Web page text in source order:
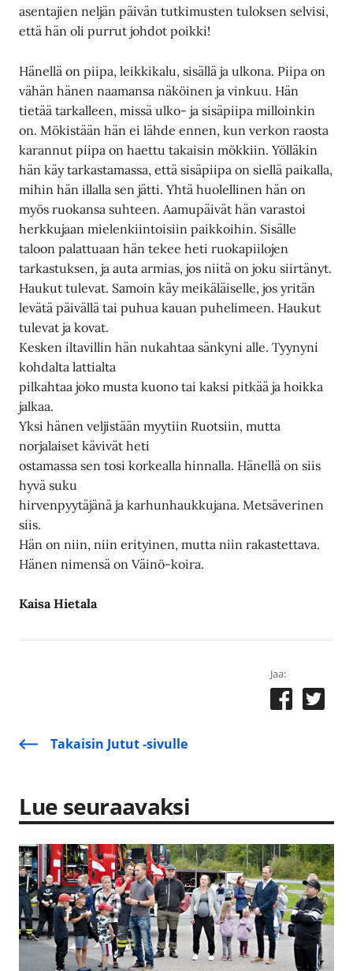
asentajien neljän päivän tutkimusten tuloksen selvisi,
että hän oli purrut johdot poikki!
Hänellä on piipa, leikkikalu, sisällä ja ulkona. Piipa on
vähän hänen naamansa näköinen ja vinkuu. Hän
tietää tarkalleen, missä ulko- ja sisäpiipa milloinkin
on. Mökistään hän ei lähde ennen, kun verkon raosta
karannut piipa on haettu takaisin mökkiin. Yölläkin
hän käy tarkastamassa, että sisäpiipa on siellä paikalla,
mihin hän illalla sen jätti. Yhtä huolellinen hän on
myös ruokansa suhteen. Aamupäivät hän varastoi
herkkujaan mielenkiintoisiin paikkoihin. Sisälle
taloon palattuaan hän tekee heti ruokapiilojen
tarkastuksen, ja auta armias, jos niitä on joku siirtänyt.
Haukut tulevat. Samoin käy meikäläiselle, jos yritän
levätä päivällä tai puhua kauan puhelimeen. Haukut
tulevat ja kovat.
Kesken iltavillin hän nukahtaa sänkyni alle. Tyynyni
kohdalta lattialta
pilkahtaa joko musta kuono tai kaksi pitkää ja hoikka
jalkaa.
Yksi hänen veljistään myytiin Ruotsiin, mutta
norjalaiset kävivät heti
ostamassa sen tosi korkealla hinnalla. Hänellä on siis
hyvä suku
hirvenpyytäjänä ja karhunhaukkujana. Metsäverinen
siis.
Hän on niin, niin erityinen, mutta niin rakastettava.
Hänen nimensä on Väinö-koira.
Kaisa Hietala
Jaa:
Takaisin Jutut -sivulle
Lue seuraavaksi